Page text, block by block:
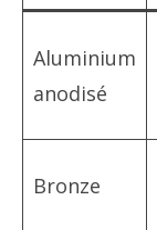
Aluminium
anodisé
Bronze